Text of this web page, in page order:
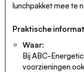
lunchpakket mee te
Praktische
Waar:
Bij ABC-
voorzieningen